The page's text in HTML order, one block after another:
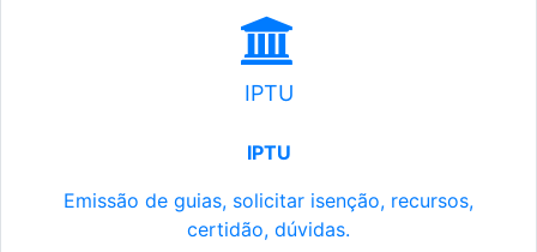
IPTU
IPTU
Emissão de guias, solicitar isenção, recursos,
certidão, dúvidas.